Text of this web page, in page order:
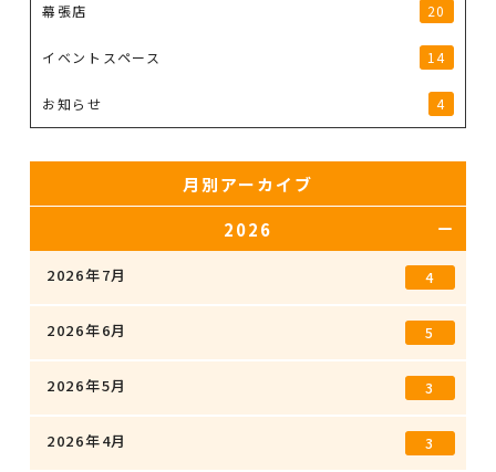
幕張店 20
イベントスペース 14
お知らせ 4
月別アーカイブ
2026
2026年7月 4
2026年6月 5
2026年5月 3
2026年4月 3